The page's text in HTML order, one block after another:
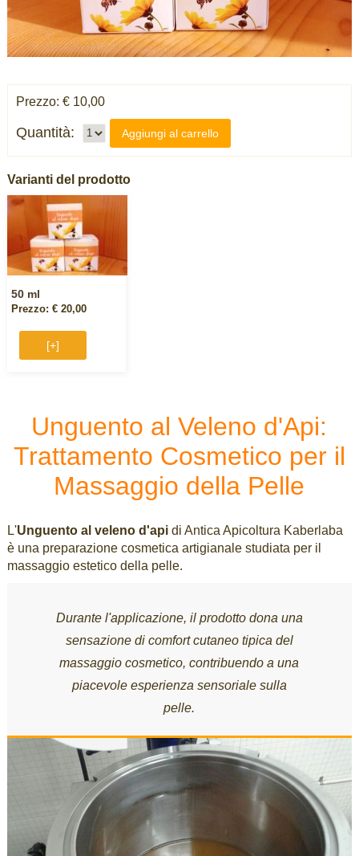
Prezzo: € 10,00
Quantità: Aggiungi al carrello
Varianti del prodotto
50 ml
Prezzo: € 20,00
[+]
Unguento al Veleno d'Api:
Trattamento Cosmetico per il
Massaggio della Pelle
L'Unguento al veleno d'apidi Antica Apicoltura Kaberlaba
è una preparazione cosmetica artigianale studiata per il
massaggio estetico della pelle.
Durante l'applicazione, il prodotto dona una
sensazione di comfort cutaneo tipica del
massaggio cosmetico, contribuendo a una
piacevole esperienza sensoriale sulla
pelle.